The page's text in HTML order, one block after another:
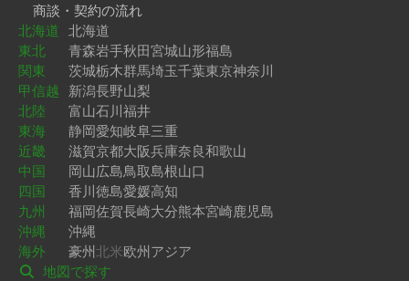
商談・契約の流れ
北海道 北海道
東北
青森岩手秋田宮城山形福島
関東
茨城栃木群馬埼玉千葉東京神奈川
甲信越 新潟長野山梨
北陸
富山石川福井
東海
静岡愛知岐阜三重
近畿
滋賀京都大阪兵庫奈良和歌山
中国
岡山広島鳥取島根山口
四国
香川徳島愛媛高知
九州
福岡佐賀長崎大分熊本宮崎鹿児島
沖縄
沖縄
海外
豪州北米欧州アジア
地図で探す